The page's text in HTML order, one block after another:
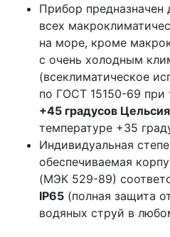
Прибор предназначен
всех
на море, кроме
с очень холодным
(всеклиматическое
по ГОСТ 15150-69 при
+45 градусов Цельсия
температуре +35
Индивидуальная
обеспечиваемая
(МЭК 529-89)
IP65 (полная защита
водяных струй в